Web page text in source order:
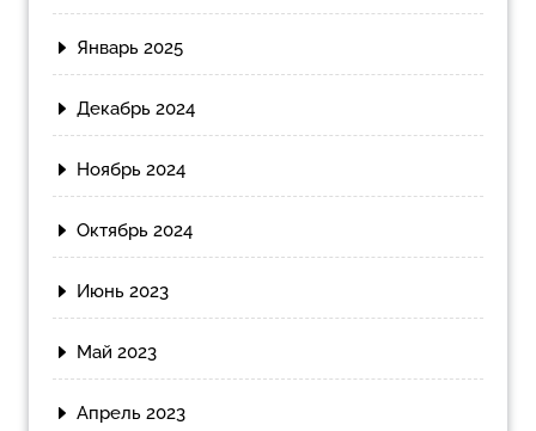
Январь 2025
Декабрь 2024
Ноябрь 2024
Октябрь 2024
Июнь 2023
Май 2023
Апрель 2023